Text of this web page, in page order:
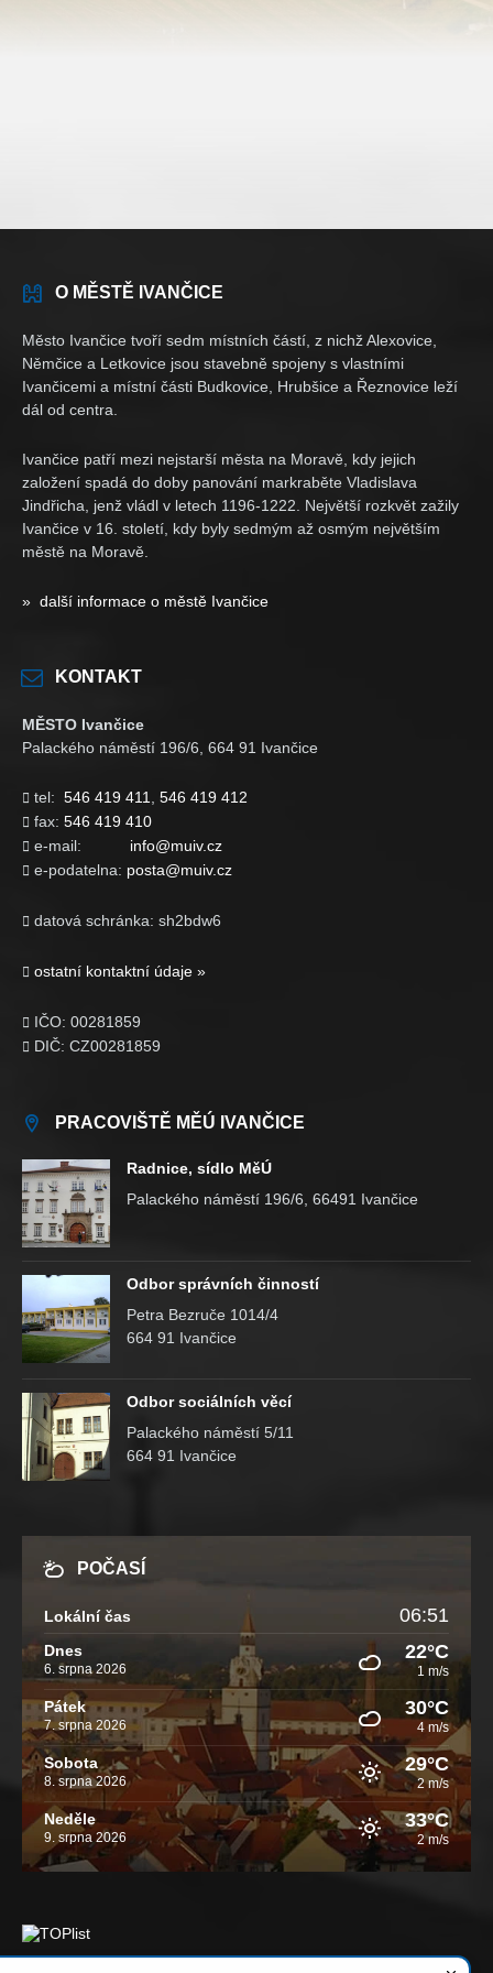
O MĚSTĚ IVANČICE
Město Ivančice tvoří sedm místních částí, z nichž Alexovice,
Němčice a Letkovice jsou stavebně spojeny s vlastními
Ivančicemi a místní části Budkovice, Hrubšice a Řeznovice leží
dál od centra.
Ivančice patří mezi nejstarší města na Moravě, kdy jejich
založení spadá do doby panování markraběte Vladislava
Jindřicha, jenž vládl v letech 1196-1222. Největší rozkvět zažily
Ivančice v 16. století, kdy byly sedmým až osmým největším
městě na Moravě.
» další informace o městě Ivančice
KONTAKT
MĚSTO Ivančice
Palackého náměstí 196/6, 664 91 Ivančice
 tel: 546 419 411 546 419 412
 fax: 546 419 410
 e-mail: info@muiv.cz
 e-podatelna: posta@muiv.cz
 datová schránka: sh2bdw6
 ostatní kontaktní údaje »
 IČO: 00281859
 DIČ: CZ00281859
PRACOVIŠTĚ MĚÚ IVANČICE
Radnice, sídlo MěÚ
Palackého náměstí 196/6, 66491 Ivančice
Odbor správních činností
Petra Bezruče 1014/4
664 91 Ivančice
Odbor sociálních věcí
Palackého náměstí 5/11
664 91 Ivančice
POČASÍ
Lokální čas 06:51
Dnes
6. srpna 2026
22°C
1 m/s
Pátek
7. srpna 2026
30°C
4 m/s
Sobota
8. srpna 2026
29°C
2 m/s
Neděle
9. srpna 2026
33°C
2 m/s